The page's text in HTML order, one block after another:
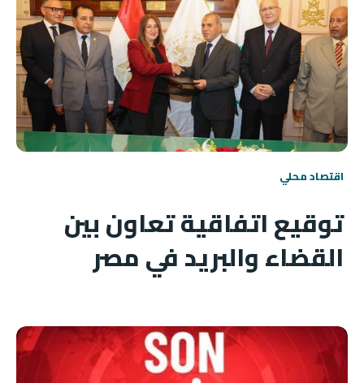
اقتصاد محلي
توقيع اتفاقية تعاون بين
القضاء والبريد في مصر